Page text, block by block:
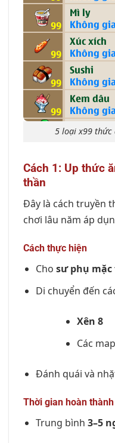
5 loại x99 thức
Cách 1: Up thức
thần
Đây là cách truyền
chơi lâu năm áp
Cách thực hiện
Cho sư phụ
Di chuyển đến
Xên 8
Các map
Đánh quái và
Thời gian hoàn thành
Trung bình 3–5